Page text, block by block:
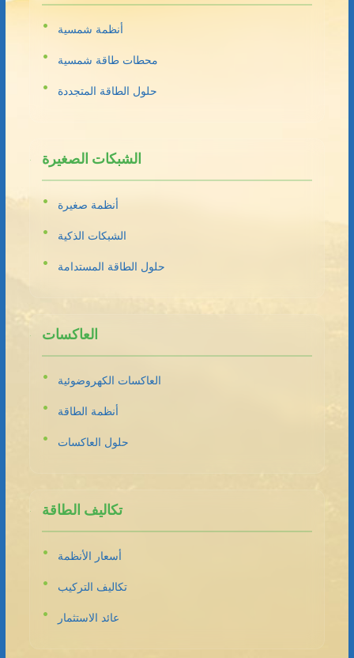
أنظمة شمسية
محطات طاقة شمسية
حلول الطاقة المتجددة
الشبكات الصغيرة
أنظمة صغيرة
الشبكات الذكية
حلول الطاقة المستدامة
العاكسات
العاكسات الكهروضوئية
أنظمة الطاقة
حلول العاكسات
تكاليف الطاقة
أسعار الأنظمة
تكاليف التركيب
عائد الاستثمار